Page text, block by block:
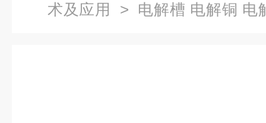
术及应用
> 电解槽 电解铜 电